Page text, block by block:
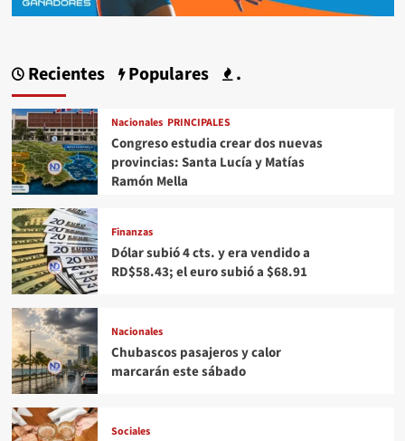
Recientes Populares .
Nacionales PRINCIPALES
Congreso estudia crear dos nuevas
provincias: Santa Lucía y Matías
Ramón Mella
Finanzas
Dólar subió 4 cts. y era vendido a
RD$58.43; el euro subió a $68.91
Nacionales
Chubascos pasajeros y calor
marcarán este sábado
Sociales